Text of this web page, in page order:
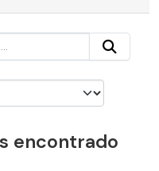
encontrado